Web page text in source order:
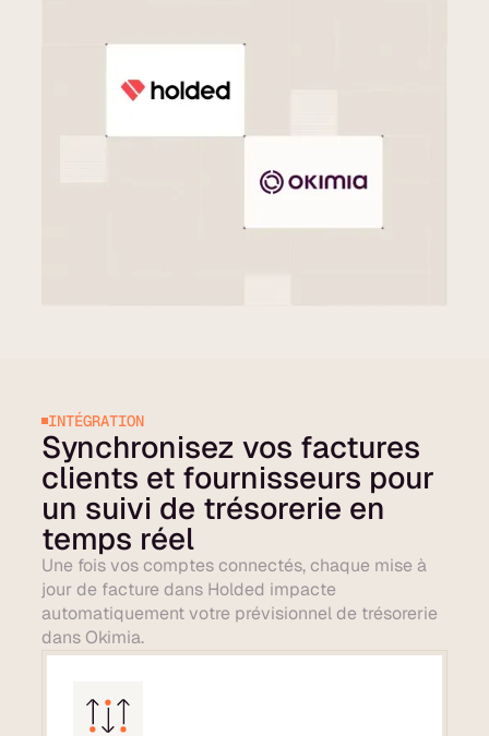
INTÉGRATION
Synchronisez vos factures
clients et fournisseurs pour
un suivi de trésorerie en
temps réel
Une fois vos comptes connectés, chaque mise à
jour de facture dans Holded impacte
automatiquement votre prévisionnel de trésorerie
dans Okimia.